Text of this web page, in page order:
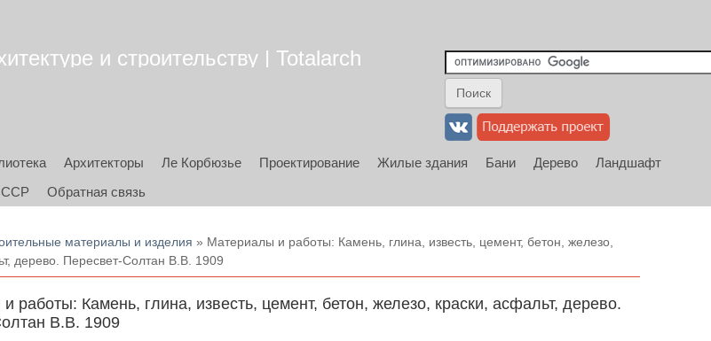
и строительству | Totalarch
Архитекторы Ле Корбюзье Проектирование Жилые здания Бани Дерево
Ландшафт
Обратная связь
материалы и изделия » Материалы и работы: Камень, глина, известь, цемент, бетон, железо,
дерево. Пересвет-Солтан В.В. 1909
работы: Камень, глина, известь, цемент, бетон, железо, краски, асфальт, дерево.
В.В. 1909